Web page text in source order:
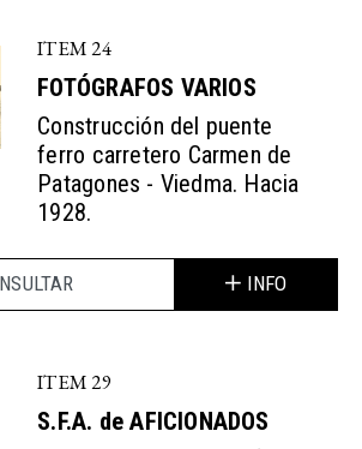
ITEM 24
FOTÓGRAFOS VARIOS
Construcción del puente
ferro carretero Carmen de
Patagones - Viedma. Hacia
1928.
INFO
ITEM 29
S.F.A. de AFICIONADOS